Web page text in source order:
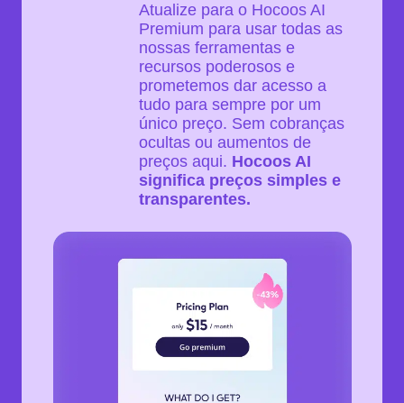
Atualize para o Hocoos AI
Premium para usar todas as
nossas ferramentas e
recursos poderosos e
prometemos dar acesso a
tudo para sempre por um
único preço. Sem cobranças
ocultas ou aumentos de
preços aqui. Hocoos AI
significa preços simples e
transparentes.